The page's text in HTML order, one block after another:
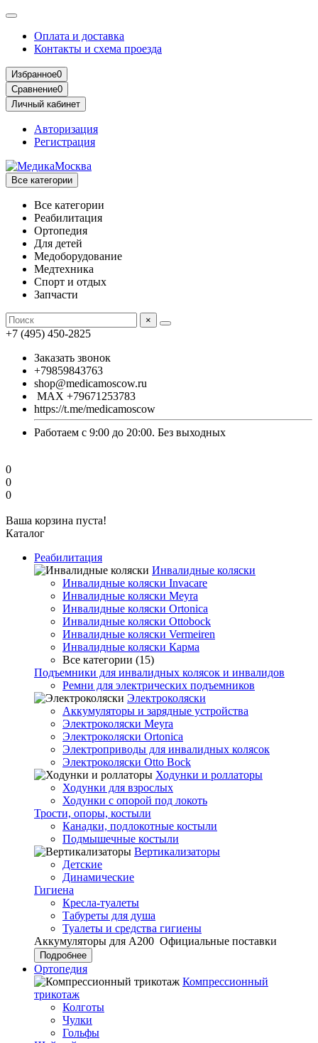
Оплата и доставка
Контакты и схема проезда
Избранное0
Сравнение0
Личный кабинет
Авторизация
Регистрация
Все категории
Все категории
Реабилитация
Ортопедия
Для детей
Медоборудование
Mедтехника
Спорт и отдых
Запчасти
×
+7 (495) 450-2825
Заказать звонок
+79859843763
shop@medicamoscow.ru
MAX +79671253783
https://t.me/medicamoscow
Работаем с 9:00 до 20:00. Без выходных
0
0
0
Ваша корзина пуста!
Каталог
Реабилитация
Инвалидные коляски
Инвалидные коляски Invacare
Инвалидные коляски Meyra
Инвалидные коляски Ortonica
Инвалидные коляски Ottobock
Инвалидные коляски Vermeiren
Инвалидные коляски Карма
Все категории (15)
Подъемники для инвалидных колясок и инвалидов
Ремни для электрических подъемников
Электроколяски
Аккумуляторы и зарядные устройства
Электроколяски Meyra
Электроколяски Ortonica
Электроприводы для инвалидных колясок
Электроколяски Otto Bock
Ходунки и роллаторы
Ходунки для взрослых
Ходунки с опорой под локоть
Трости, опоры, костыли
Канадки, подлокотные костыли
Подмышечные костыли
Вертикализаторы
Детские
Динамические
Гигиена
Кресла-туалеты
Табуреты для душа
Туалеты и средства гигиены
Аккумуляторы для А200 Официальные поставки
Подробнее
Ортопедия
Компрессионный
трикотаж
Колготы
Чулки
Гольфы